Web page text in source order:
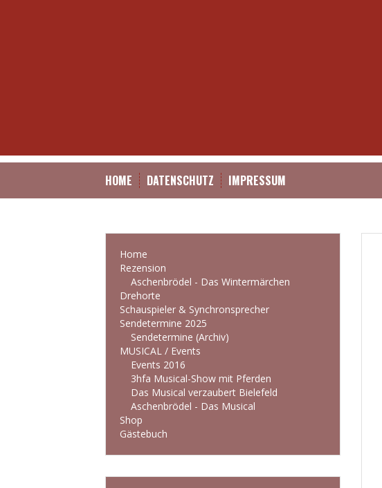
HOME DATENSCHUTZ IMPRESSUM
Home
Rezension
Aschenbrödel - Das Wintermärchen
Drehorte
Schauspieler & Synchronsprecher
Sendetermine 2025
Sendetermine (Archiv)
MUSICAL / Events
Events 2016
3hfa Musical-Show mit Pferden
Das Musical verzaubert Bielefeld
Aschenbrödel - Das Musical
Shop
Gästebuch